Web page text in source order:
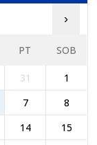
›
PT SOB
31
1
7
8
14
15